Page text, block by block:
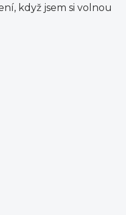
když jsem si volnou